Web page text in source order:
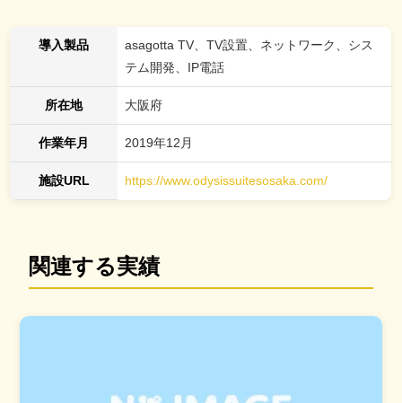
導入製品
asagotta TV、TV設置、ネットワーク、シス
テム開発、IP電話
所在地 大阪府
作業年月 2019年12月
施設URL https://www.odysissuitesosaka.com/
関連する実績